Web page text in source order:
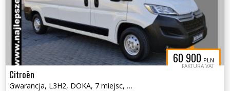
60 900 PLN
FAKTURA VAT
Citroën
Gwarancja, L3H2, DOKA, 7 miejsc, tempomat, klima, hak, czujniki